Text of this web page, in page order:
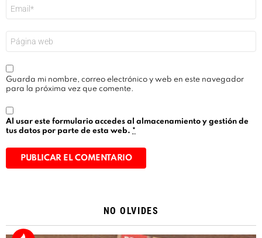
electrónico
*
Guarda mi nombre, correo electrónico y web en este navegador
para la próxima vez que comente.
Al usar este formulario accedes al almacenamiento y gestión de
tus datos por parte de esta web. *
NO OLVIDES